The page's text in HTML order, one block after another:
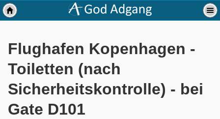
Flughafen Kopenhagen -
Toiletten (nach
Sicherheitskontrolle) - bei
Gate D101